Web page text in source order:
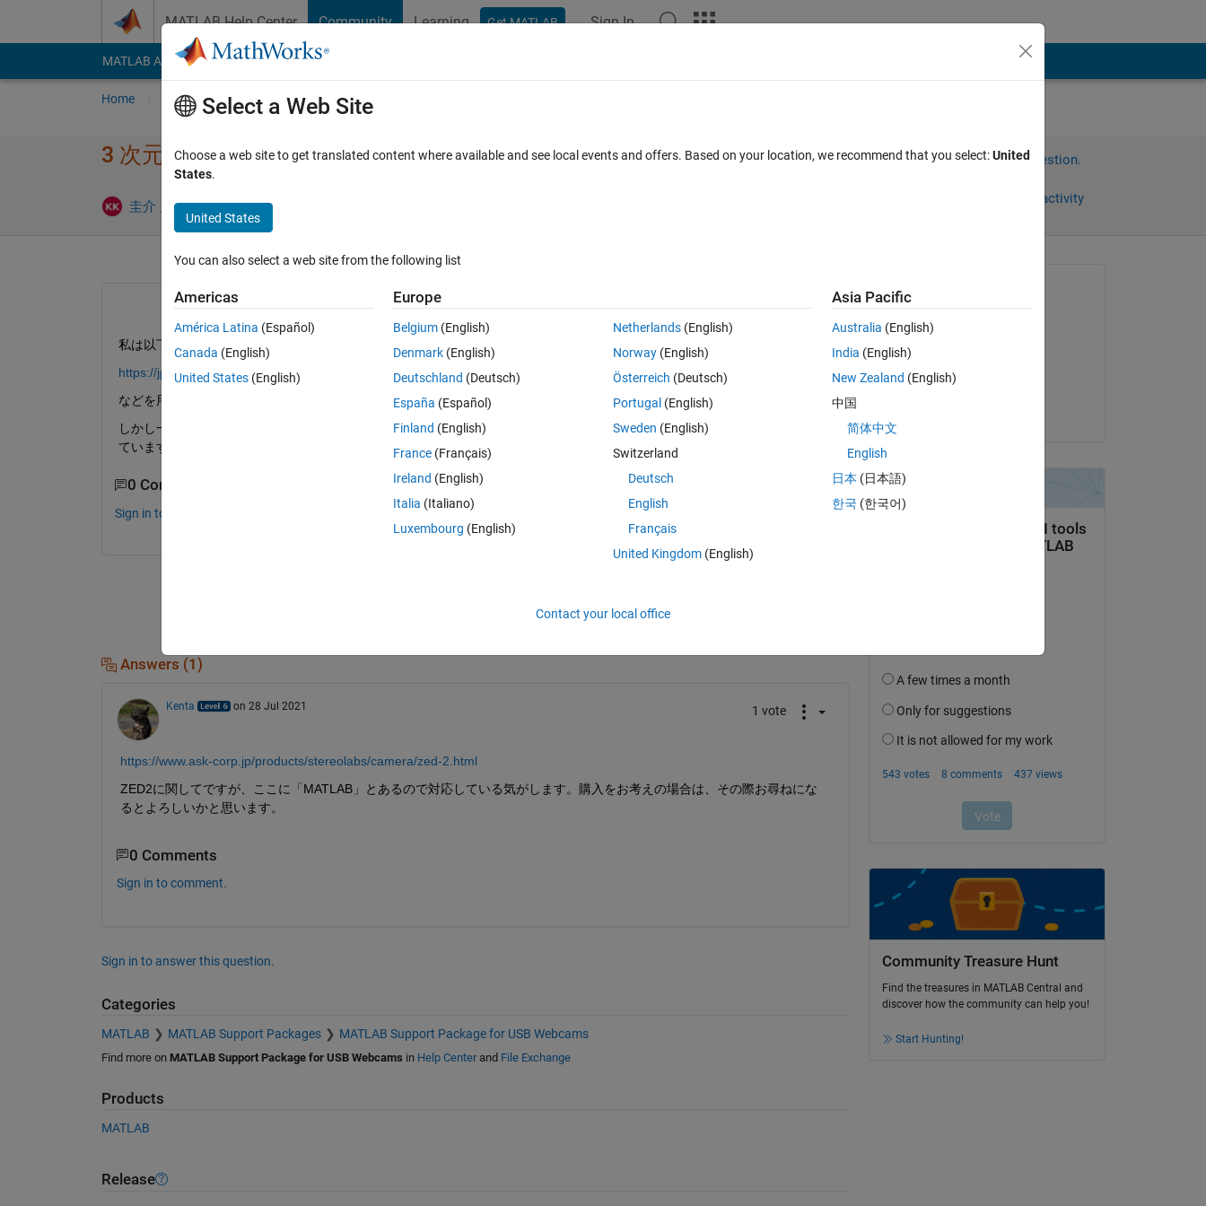
MATLAB Help Center Community Learning Get MATLAB Sign In
MATLAB Answers File Exchange Cody
Home Ask Answer Browse MATLAB FAQs
3 次元シーンの再構成に​よるZEDステレオカ​メラの選定
圭介 川邉 28 Jul 2021
Sign in to answer this question.
Sign in to follow activity
0 votes
私は以下のサイト
https://jp.mathworks.com/help/vision/ug/depth-estimation-from-stereo-video.html
などを用いて三次元シーンの深度測定をしたいと考えており、ZEDステレオカメラは使おうとしています。
しかし一種類のZEDカメラが販売終了しているのですが、ZEDminiやZED2のステレオカメラのタイプは上記のサイトに対応し
ていますか?
0 Comments
Sign in to comment.
Answers (1)
Kenta on 28 Jul 2021 1 vote
https://www.ask-corp.jp/products/stereolabs/camera/zed-2.html
ZED2に関してですが、ここに「MATLAB」とあるので対応している気がします。購入をお考えの場合は、その際お尋ねにな
るとよろしいかと思います。
0 Comments
Sign in to comment.
Sign in to answer this question.
Categories
MATLAB MATLAB Support Packages MATLAB Support Package for USB Webcams
Find more on MATLAB Support Package for USB Webcams in Help Centerand File Exchange
Products
MATLAB
Release
Asked:
on 28 Jul 2021
Answered:
Community Treasure Hunt
Find the treasures in MATLAB Central and
discover how the community can help you!
Start Hunting!
Select a Web Site
Choose a web site to get translated content where available and see local events and offers. Based on your location, we recommend that you select:United
States.
United States
You can also select a web site from the following list
Americas
América Latina (Español)
Canada (English)
United States (English)
Europe
Belgium (English)
Denmark (English)
Deutschland (Deutsch)
España (Español)
Finland (English)
France (Français)
Ireland (English)
Italia (Italiano)
Luxembourg (English)
Netherlands(English)
Norway(English)
Österreich (Deutsch)
Portugal (English)
Sweden (English)
Switzerland
Deutsch
English
Français
United Kingdom(English)
Asia Pacific
Australia (English)
India (English)
New Zealand (English)
中国
简体中文
English
日本 (日本語)
한국 (한국어)
Contact your local office